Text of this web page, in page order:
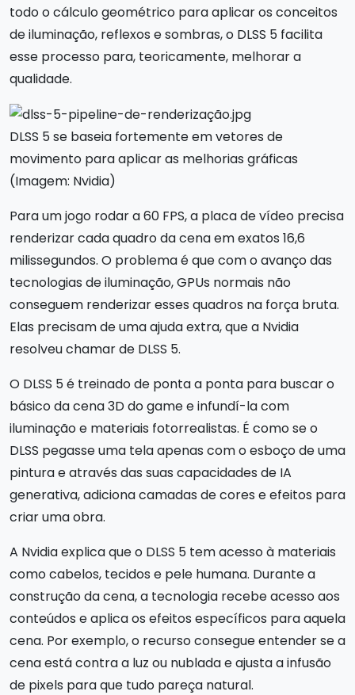
todo o cálculo geométrico para aplicar os conceitos
de iluminação, reflexos e sombras, o DLSS 5 facilita
esse processo para, teoricamente, melhorar a
qualidade.
DLSS 5 se baseia fortemente em vetores de
movimento para aplicar as melhorias gráficas
(Imagem: Nvidia)
Para um jogo rodar a 60 FPS, a placa de vídeo precisa
renderizar cada quadro da cena em exatos 16,6
milissegundos. O problema é que com o avanço das
tecnologias de iluminação, GPUs normais não
conseguem renderizar esses quadros na força bruta.
Elas precisam de uma ajuda extra, que a Nvidia
resolveu chamar de DLSS 5.
O DLSS 5 é treinado de ponta a ponta para buscar o
básico da cena 3D do game e infundí-la com
iluminação e materiais fotorrealistas. É como se o
DLSS pegasse uma tela apenas com o esboço de uma
pintura e através das suas capacidades de IA
generativa, adiciona camadas de cores e efeitos para
criar uma obra.
A Nvidia explica que o DLSS 5 tem acesso à materiais
como cabelos, tecidos e pele humana. Durante a
construção da cena, a tecnologia recebe acesso aos
conteúdos e aplica os efeitos específicos para aquela
cena. Por exemplo, o recurso consegue entender se a
cena está contra a luz ou nublada e ajusta a infusão
de pixels para que tudo pareça natural.